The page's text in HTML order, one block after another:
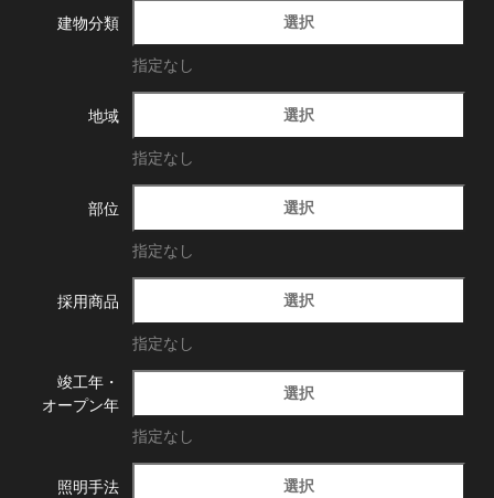
建物分類 選択
指定なし
地域 選択
指定なし
部位 選択
指定なし
採用商品 選択
指定なし
竣工年・
オープン年
選択
指定なし
照明手法 選択